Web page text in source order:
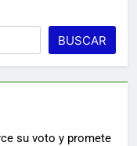
BUSCAR
su voto y promete